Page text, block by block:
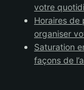
votre
Horaires de
organiser
Saturation
façons de